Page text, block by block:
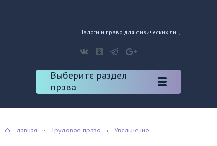
Налоги и право для физических лиц
Выберите раздел
права
Главная Трудовое право Увольнение